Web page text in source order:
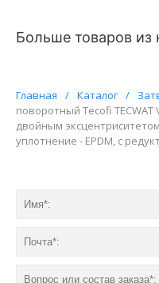
Больше товаров из
Главная / Каталог /
поворотный Tecofi TECWAT
двойным
уплотнение - EPDM, с